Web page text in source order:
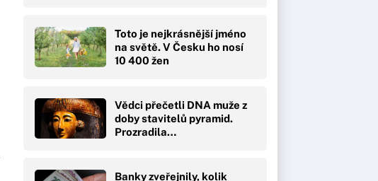
Toto je nejkrásnější jméno
na světě. V Česku ho nosí
10 400 žen
Vědci přečetli DNA muže z
doby stavitelů pyramid.
Prozradila…
Banky zveřejnily, kolik